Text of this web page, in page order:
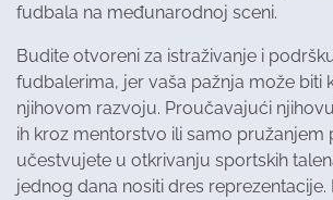
fudbala na međunarodnoj sceni.
Budite otvoreni za istraživanje i
fudbalerima, jer vaša pažnja može biti
njihovom razvoju. Proučavajući
ih kroz mentorstvo ili samo pružanjem
učestvujete u otkrivanju sportskih
jednog dana nositi dres reprezentacije.